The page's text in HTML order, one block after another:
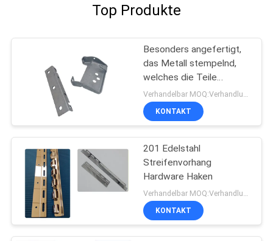
Top Produkte
Besonders angefertigt,
das Metall stempelnd,
welches die Teile
Automobil, medizinisch
stempelt
Verhandelbar MOQ:Verhandlung
KONTAKT
201 Edelstahl
Streifenvorhang
Hardware Haken
KONTAKT